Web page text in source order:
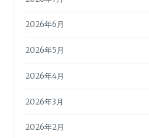
2026年6月
2026年5月
2026年4月
2026年3月
2026年2月